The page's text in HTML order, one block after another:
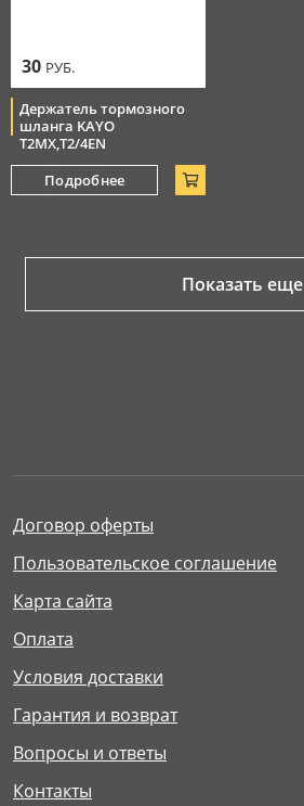
30 РУБ.
Держатель тормозного
шланга KAYO
T2MX,T2/4EN
Подробнее
Показать еще
Договор оферты
Пользовательское соглашение
Карта сайта
Оплата
Условия доставки
Гарантия и возврат
Вопросы и ответы
Контакты